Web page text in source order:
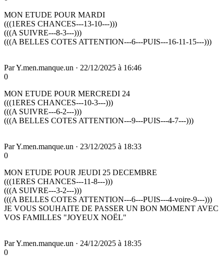
MON ETUDE POUR MARDI
(((1ERES CHANCES---13-10---)))
(((A SUIVRE---8-3---)))
(((A BELLES COTES ATTENTION---6---PUIS---16-11-15---)))
ParY.men.manque.un · 22/12/2025 à 16:46
0
MON ETUDE POUR MERCREDI 24
(((1ERES CHANCES---10-3---)))
(((A SUIVRE---6-2---)))
(((A BELLES COTES ATTENTION---9---PUIS---4-7---)))
ParY.men.manque.un · 23/12/2025 à 18:33
0
MON ETUDE POUR JEUDI 25 DECEMBRE
(((1ERES CHANCES---11-8---)))
(((A SUIVRE---3-2---)))
(((A BELLES COTES ATTENTION---6---PUIS---4-voire-9---)))
JE VOUS SOUHAITE DE PASSER UN BON MOMENT AVEC
VOS FAMILLES "JOYEUX NOËL"
ParY.men.manque.un · 24/12/2025 à 18:35
0